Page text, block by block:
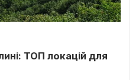
ТОП локацій для